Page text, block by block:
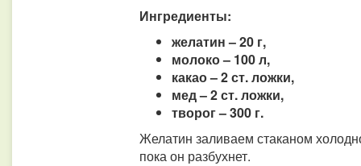
Ингредиенты:
желатин – 20 г,
молоко – 100 л,
какао – 2 ст. ложки,
мед – 2 ст. ложки,
творог – 300 г.
Желатин заливаем стаканом
пока он разбухнет.